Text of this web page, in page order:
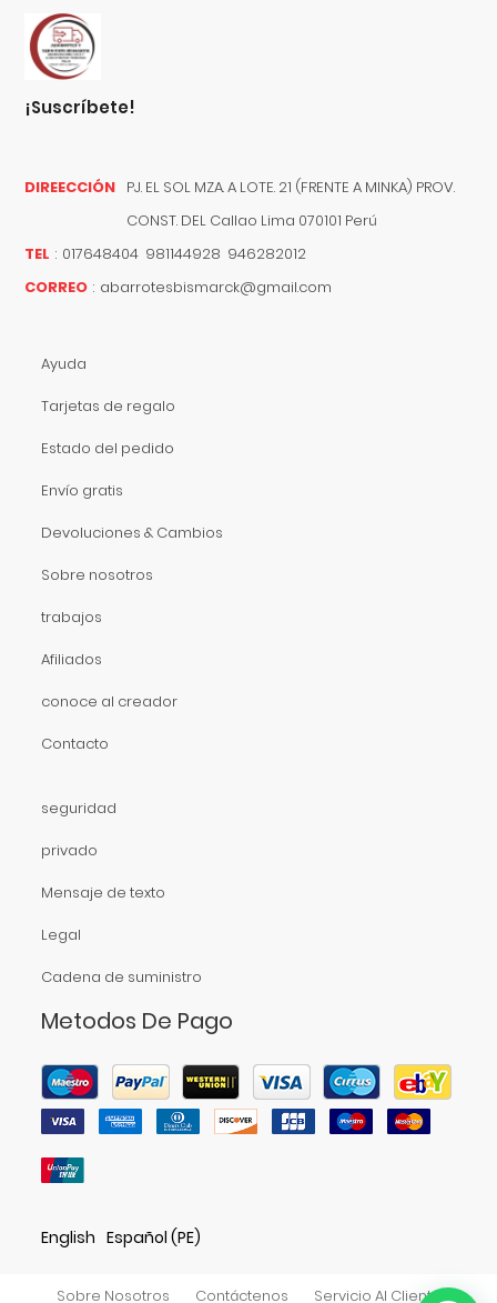
¡suscríbete!
DIREECCIÓN PJ. EL SOL MZA. A LOTE. 21 (FRENTE A MINKA) PROV.
CONST. DEL Callao Lima 070101 Perú
TEL : 017648404 981144928 946282012
CORREO : abarrotesbismarck@gmail.com
Ayuda
Tarjetas de regalo
Estado del pedido
Envío gratis
Devoluciones & Cambios
Sobre nosotros
trabajos
Afiliados
conoce al creador
Contacto
seguridad
privado
Mensaje de texto
Legal
Cadena de suministro
Metodos De Pago
English Español (PE)
Sobre Nosotros Contáctenos Servicio Al Cliente